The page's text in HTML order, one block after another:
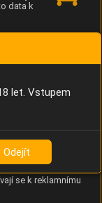
data k
a
se k reklamnímu
let. Vstupem
Odejít